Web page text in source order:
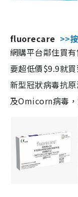
fluorecare >>
網購平台鄰住買
要超低價$9.9就
新型冠狀病毒抗
及Omicorn病毒